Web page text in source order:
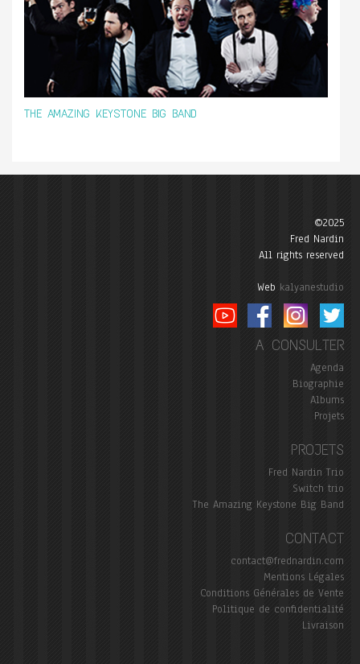
THE AMAZING KEYSTONE BIG BAND
©2025
Fred Nardin
All rights reserved
Web kalyanestudio
A CONSULTER
Agenda
Biographie
Albums
Projets
PROJETS
Fred Nardin Trio
Switch trio
The Amazing Keystone Big Band
CONTACT
contact@frednardin.com
Mentions Légales
Conditions Générales de Vente
Politique de confidentialité
Livraison